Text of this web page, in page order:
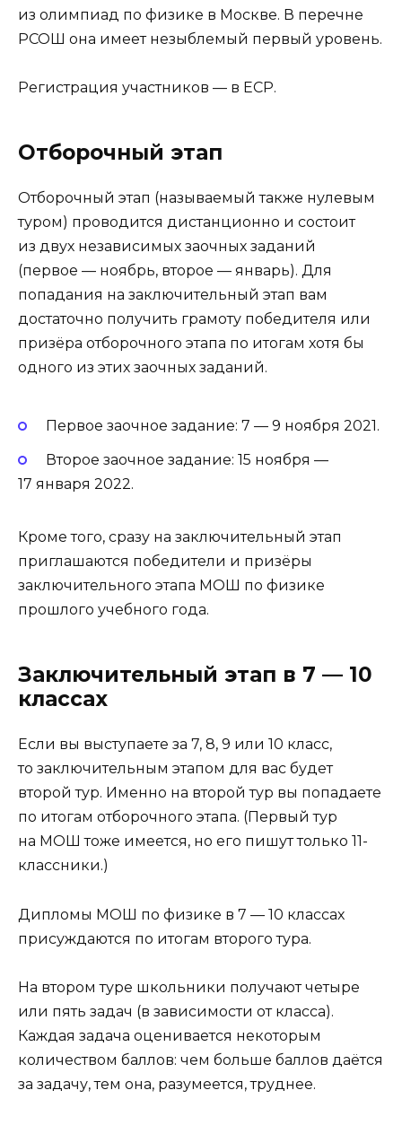
из олимпиад по физике в Москве. В перечне
РСОШ она имеет незыблемый первый уровень.
Регистрация участников — в ЕСР.
Отборочный этап
Отборочный этап (называемый также нулевым
туром) проводится дистанционно и состоит
из двух независимых заочных заданий
(первое — ноябрь, второе — январь). Для
попадания на заключительный этап вам
достаточно получить грамоту победителя или
призёра отборочного этапа по итогам хотя бы
одного из этих заочных заданий.
Первое заочное задание: 7 — 9 ноября 2021.
Второе заочное задание: 15 ноября —
17 января 2022.
Кроме того, сразу на заключительный этап
приглашаются победители и призёры
заключительного этапа МОШ по физике
прошлого учебного года.
Заключительный этап в 7 — 10
классах
Если вы выступаете за 7, 8, 9 или 10 класс,
то заключительным этапом для вас будет
второй тур. Именно на второй тур вы попадаете
по итогам отборочного этапа. (Первый тур
на МОШ тоже имеется, но его пишут только 11-
классники.)
Дипломы МОШ по физике в 7 — 10 классах
присуждаются по итогам второго тура.
На втором туре школьники получают четыре
или пять задач (в зависимости от класса).
Каждая задача оценивается некоторым
количеством баллов: чем больше баллов даётся
за задачу, тем она, разумеется, труднее.